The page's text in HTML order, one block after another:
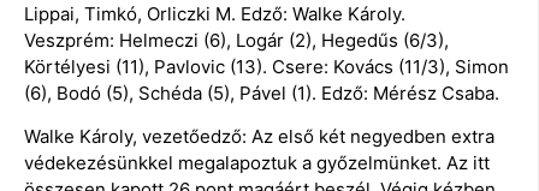
Lippai, Timkó, Orliczki M. Edző: Walke Károly.
Veszprém: Helmeczi (6), Logár (2), Hegedűs (6/3),
Körtélyesi (11), Pavlovic (13). Csere: Kovács (11/3), Simon
(6), Bodó (5), Schéda (5), Pável (1). Edző: Mérész Csaba.
Walke Károly, vezetőedző: Az első két negyedben extra
védekezésünkkel megalapoztuk a győzelmünket. Az itt